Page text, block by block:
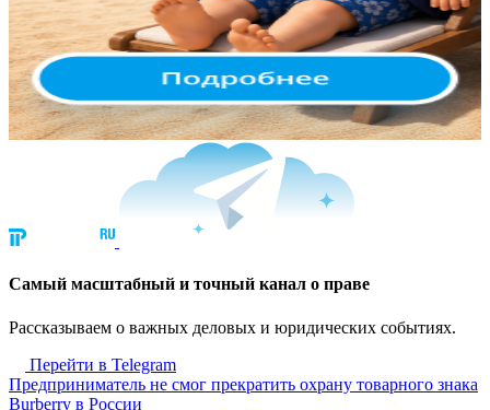
Cамый масштабный и точный канал о праве
Рассказываем о важных деловых и юридических событиях.
Перейти в Telegram
Предприниматель не смог прекратить охрану товарного знака
Burberry в России